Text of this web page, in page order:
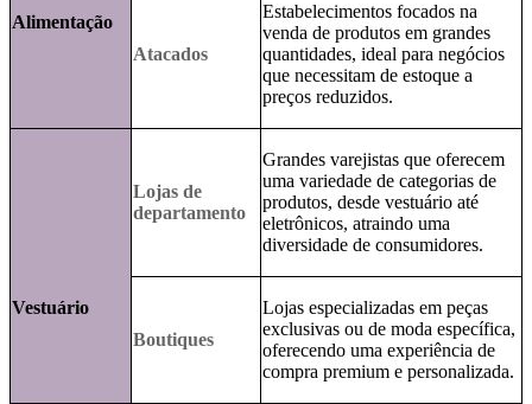
Alimentação
Atacados
Estabelecimentos focados na
venda de produtos em grandes
quantidades, ideal para negócios
que necessitam de estoque a
preços reduzidos.
Vestuário
Lojas de
departamento
Grandes varejistas que oferecem
uma variedade de categorias de
produtos, desde vestuário até
eletrônicos, atraindo uma
diversidade de consumidores.
Boutiques
Lojas especializadas em peças
exclusivas ou de moda específica,
oferecendo uma experiência de
compra premium e personalizada.